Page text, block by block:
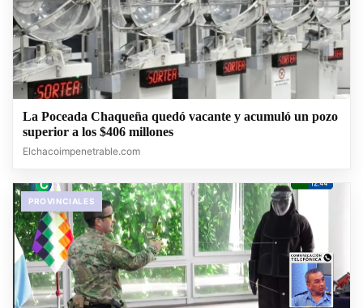
La Poceada Chaqueña quedó vacante y acumuló un pozo
superior a los $406 millones
Elchacoimpenetrable.com
PROVINCIALES